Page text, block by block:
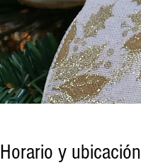
Horario y ubicación